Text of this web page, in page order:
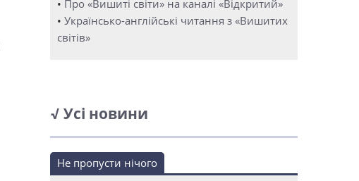
• Про «Вишиті світи» на каналі «Відкритий»
• Українсько-англійські читання з «Вишитих
світів»
√ Усі новини
Не пропусти нічого